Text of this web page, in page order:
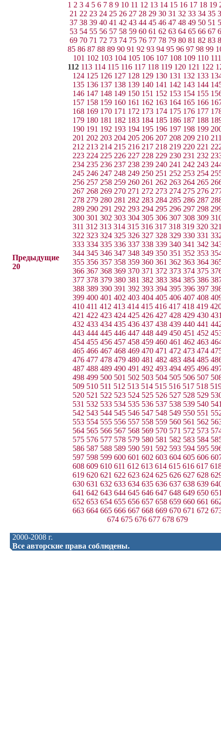
Предыдущие
20
1 2 3 4 5 6 7 8 9 10 11 12 13 14 15 16 17 18 19
21 22 23 24 25 26 27 28 29 30 31 32 33 34 35
37 38 39 40 41 42 43 44 45 46 47 48 49 50 51
53 54 55 56 57 58 59 60 61 62 63 64 65 66 67
69 70 71 72 73 74 75 76 77 78 79 80 81 82 83
85 86 87 88 89 90 91 92 93 94 95 96 97 98 99
101 102 103 104 105 106 107 108 109 110 111
112 113 114 115 116 117 118 119 120 121 122
124 125 126 127 128 129 130 131 132 133
135 136 137 138 139 140 141 142 143 144
146 147 148 149 150 151 152 153 154 155
157 158 159 160 161 162 163 164 165 166
168 169 170 171 172 173 174 175 176 177
179 180 181 182 183 184 185 186 187 188
190 191 192 193 194 195 196 197 198 199
201 202 203 204 205 206 207 208 209 210
212 213 214 215 216 217 218 219 220 221
223 224 225 226 227 228 229 230 231 232
234 235 236 237 238 239 240 241 242 243
245 246 247 248 249 250 251 252 253 254
256 257 258 259 260 261 262 263 264 265
267 268 269 270 271 272 273 274 275 276
278 279 280 281 282 283 284 285 286 287
289 290 291 292 293 294 295 296 297 298
300 301 302 303 304 305 306 307 308 309
311 312 313 314 315 316 317 318 319 320
322 323 324 325 326 327 328 329 330 331
333 334 335 336 337 338 339 340 341 342
344 345 346 347 348 349 350 351 352 353
355 356 357 358 359 360 361 362 363 364
366 367 368 369 370 371 372 373 374 375
377 378 379 380 381 382 383 384 385 386
388 389 390 391 392 393 394 395 396 397
399 400 401 402 403 404 405 406 407 408
410 411 412 413 414 415 416 417 418 419
421 422 423 424 425 426 427 428 429 430
432 433 434 435 436 437 438 439 440 441
443 444 445 446 447 448 449 450 451 452
454 455 456 457 458 459 460 461 462 463
465 466 467 468 469 470 471 472 473 474
476 477 478 479 480 481 482 483 484 485
487 488 489 490 491 492 493 494 495 496
498 499 500 501 502 503 504 505 506 507
509 510 511 512 513 514 515 516 517 518
520 521 522 523 524 525 526 527 528 529
531 532 533 534 535 536 537 538 539 540
542 543 544 545 546 547 548 549 550 551
553 554 555 556 557 558 559 560 561 562
564 565 566 567 568 569 570 571 572 573
575 576 577 578 579 580 581 582 583 584
586 587 588 589 590 591 592 593 594 595
597 598 599 600 601 602 603 604 605 606
608 609 610 611 612 613 614 615 616 617
619 620 621 622 623 624 625 626 627 628
630 631 632 633 634 635 636 637 638 639
641 642 643 644 645 646 647 648 649 650
652 653 654 655 656 657 658 659 660 661
663 664 665 666 667 668 669 670 671 672
674 675 676 677 678 679
2000-2008 г.
Все авторские права соблюдены.